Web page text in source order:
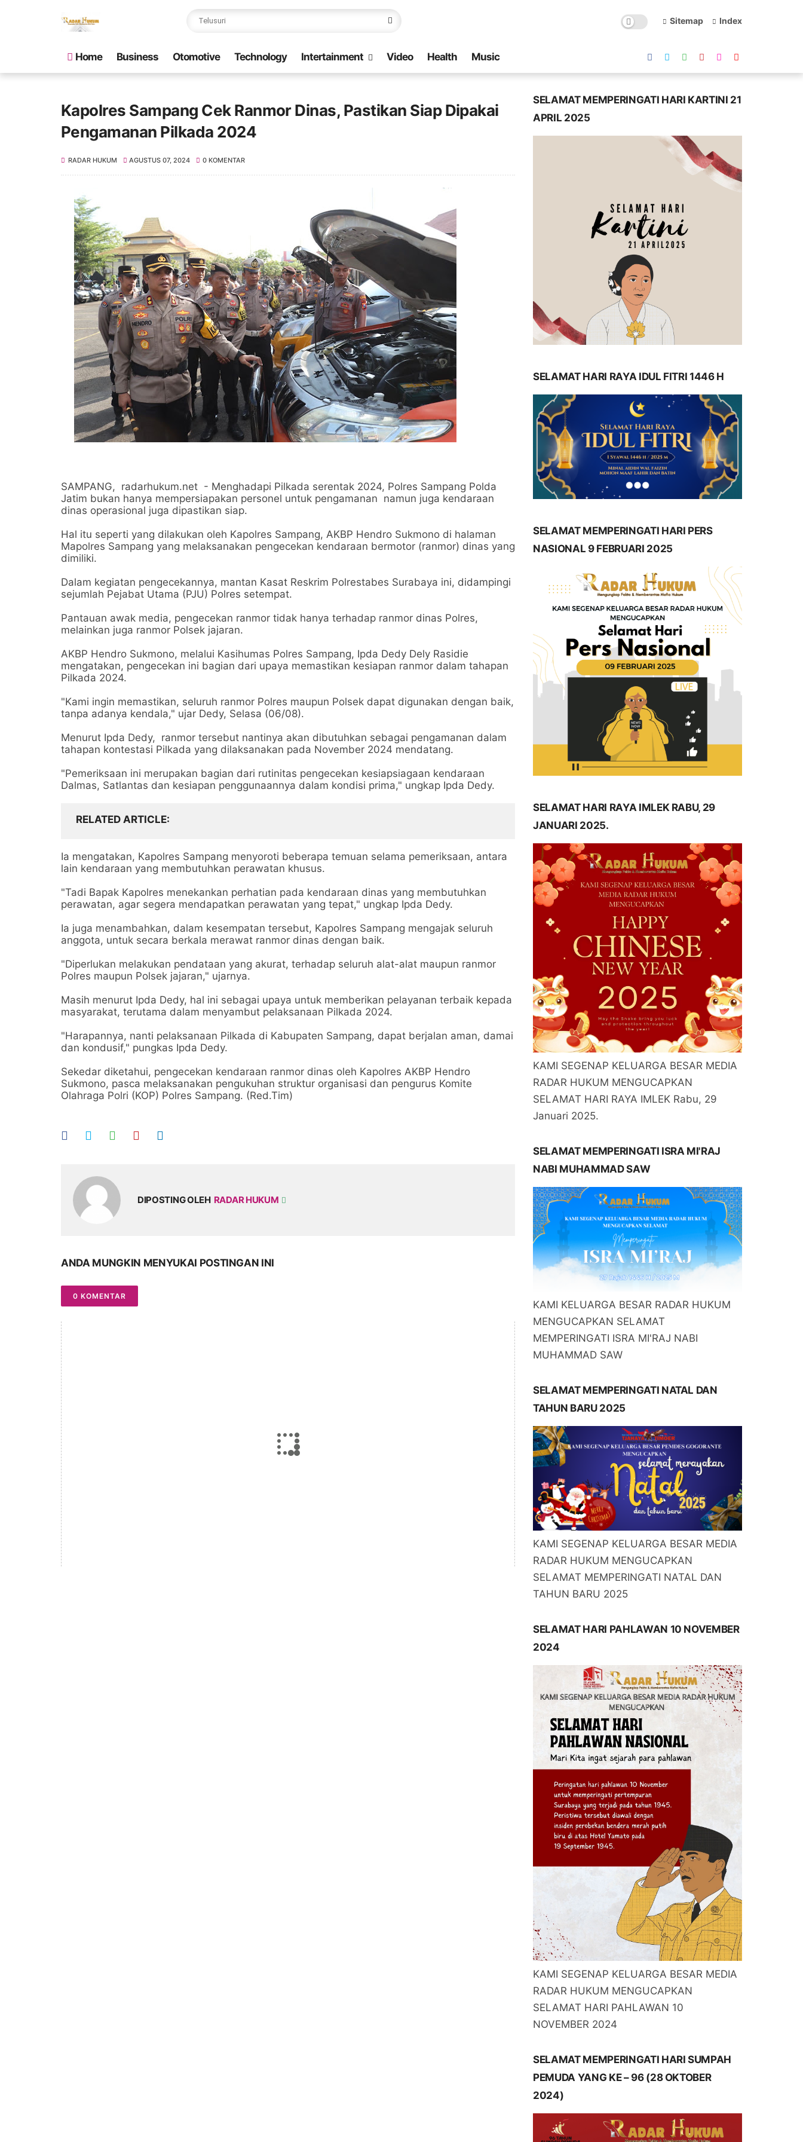
Sitemap Index
Home Business Otomotive Technology Intertainment Video Health Music
Kapolres Sampang Cek Ranmor Dinas, Pastikan Siap Dipakai
Pengamanan Pilkada 2024
RADAR HUKUM AGUSTUS 07, 2024 0 KOMENTAR
SAMPANG, radarhukum.net - Menghadapi Pilkada serentak 2024, Polres Sampang Polda
Jatim bukan hanya mempersiapakan personel untuk pengamanan namun juga kendaraan
dinas operasional juga dipastikan siap.
Hal itu seperti yang dilakukan oleh Kapolres Sampang, AKBP Hendro Sukmono di halaman
Mapolres Sampang yang melaksanakan pengecekan kendaraan bermotor (ranmor) dinas yang
dimiliki.
Dalam kegiatan pengecekannya, mantan Kasat Reskrim Polrestabes Surabaya ini, didampingi
sejumlah Pejabat Utama (PJU) Polres setempat.
Pantauan awak media, pengecekan ranmor tidak hanya terhadap ranmor dinas Polres,
melainkan juga ranmor Polsek jajaran.
AKBP Hendro Sukmono, melalui Kasihumas Polres Sampang, Ipda Dedy Dely Rasidie
mengatakan, pengecekan ini bagian dari upaya memastikan kesiapan ranmor dalam tahapan
Pilkada 2024.
"Kami ingin memastikan, seluruh ranmor Polres maupun Polsek dapat digunakan dengan baik,
tanpa adanya kendala," ujar Dedy, Selasa (06/08).
Menurut Ipda Dedy, ranmor tersebut nantinya akan dibutuhkan sebagai pengamanan dalam
tahapan kontestasi Pilkada yang dilaksanakan pada November 2024 mendatang.
"Pemeriksaan ini merupakan bagian dari rutinitas pengecekan kesiapsiagaan kendaraan
Dalmas, Satlantas dan kesiapan penggunaannya dalam kondisi prima," ungkap Ipda Dedy.
RELATED ARTICLE
Ia mengatakan, Kapolres Sampang menyoroti beberapa temuan selama pemeriksaan, antara
lain kendaraan yang membutuhkan perawatan khusus.
"Tadi Bapak Kapolres menekankan perhatian pada kendaraan dinas yang membutuhkan
perawatan, agar segera mendapatkan perawatan yang tepat," ungkap Ipda Dedy.
Ia juga menambahkan, dalam kesempatan tersebut, Kapolres Sampang mengajak seluruh
anggota, untuk secara berkala merawat ranmor dinas dengan baik.
"Diperlukan melakukan pendataan yang akurat, terhadap seluruh alat-alat maupun ranmor
Polres maupun Polsek jajaran," ujarnya.
Masih menurut Ipda Dedy, hal ini sebagai upaya untuk memberikan pelayanan terbaik kepada
masyarakat, terutama dalam menyambut pelaksanaan Pilkada 2024.
"Harapannya, nanti pelaksanaan Pilkada di Kabupaten Sampang, dapat berjalan aman, damai
dan kondusif," pungkas Ipda Dedy.
Sekedar diketahui, pengecekan kendaraan ranmor dinas oleh Kapolres AKBP Hendro
Sukmono, pasca melaksanakan pengukuhan struktur organisasi dan pengurus Komite
Olahraga Polri (KOP) Polres Sampang. (Red.Tim)
DIPOSTING OLEH RADAR HUKUM
ANDA MUNGKIN MENYUKAI POSTINGAN INI
0 KOMENTAR
SELAMAT MEMPERINGATI HARI KARTINI 21
APRIL 2025
SELAMAT HARI RAYA IDUL FITRI 1446 H
SELAMAT MEMPERINGATI HARI PERS
NASIONAL 9 FEBRUARI 2025
SELAMAT HARI RAYA IMLEK RABU, 29
JANUARI 2025.
KAMI SEGENAP KELUARGA BESAR MEDIA
RADAR HUKUM MENGUCAPKAN
SELAMAT HARI RAYA IMLEK Rabu, 29
Januari 2025.
SELAMAT MEMPERINGATI ISRA MI'RAJ
NABI MUHAMMAD SAW
KAMI KELUARGA BESAR RADAR HUKUM
MENGUCAPKAN SELAMAT
MEMPERINGATI ISRA MI'RAJ NABI
MUHAMMAD SAW
SELAMAT MEMPERINGATI NATAL DAN
TAHUN BARU 2025
KAMI SEGENAP KELUARGA BESAR MEDIA
RADAR HUKUM MENGUCAPKAN
SELAMAT MEMPERINGATI NATAL DAN
TAHUN BARU 2025
SELAMAT HARI PAHLAWAN 10 NOVEMBER
2024
KAMI SEGENAP KELUARGA BESAR MEDIA
RADAR HUKUM MENGUCAPKAN
SELAMAT HARI PAHLAWAN 10
NOVEMBER 2024
SELAMAT MEMPERINGATI HARI SUMPAH
PEMUDA YANG KE – 96 (28 OKTOBER
2024)